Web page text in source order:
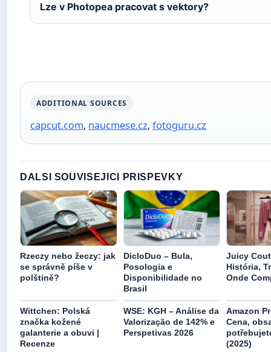
Lze v Photopea pracovat s vektory?
ADDITIONAL SOURCES
capcut.com, naucmese.cz, fotoguru.cz
DALSI SOUVISEJICI PRISPEVKY
Rzeczy nebo žeczy: jak
se správně píše v
polštině?
DicloDuo – Bula,
Posologia e
Disponibilidade no
Brasil
Juicy
História,
Onde
Wittchen: Polská
značka kožené
galanterie a obuvi |
Recenze
WSE: KGH – Análise da
Valorização de 142% e
Perspetivas 2026
Amazon
Cena,
(2025)